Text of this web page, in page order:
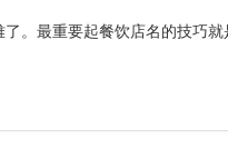
。最重要起餐饮店名的技巧